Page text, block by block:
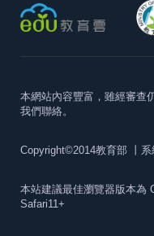
本網站內容豐富，雖經審查
我們聯絡。
Copyright©2014教育部 丨
本站建議最佳瀏覽器版本為
Safari11+